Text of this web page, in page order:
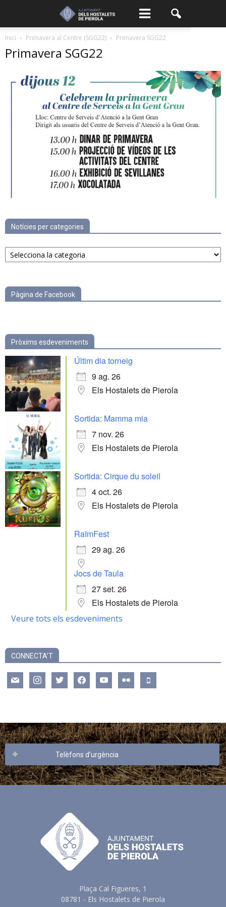
Inici Primavera al Centre (SGG22) Primavera SGG22
Primavera SGG22
Notícies per categories
Notícies
per
Pàgina de Facebook
Pròxims esdeveniments
Últim dia torneig
9 ag. 26
Els Hostalets de Pierola
Sortida: Mamma mia
7 nov. 26
Els Hostalets de Pierola
Sortida: Cirque du soleil
4 oct. 26
Els Hostalets de Pierola
RaïmFest
29 ag. 26
Jocs de Taula
27 set. 26
Els Hostalets de Pierola
Veure tots els esdeveniments
CONNECTA’T
mail instagramtwitter facebookyoutube flickr mobile
Telèfons d’urgència
Plaça Cal Figueres, 1
08781 - Els Hostalets de Pierola